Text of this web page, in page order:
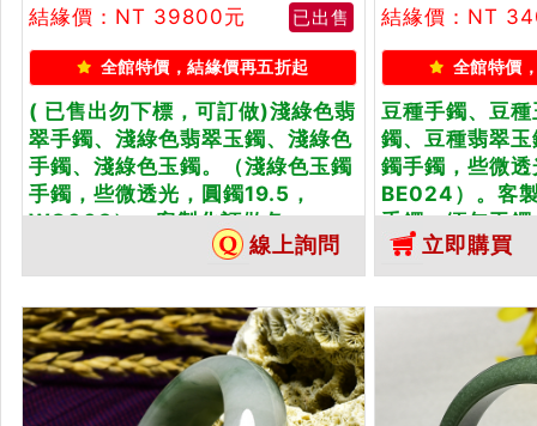
結緣價：NT 39800元
已出售
全館特價，結緣價再五折起
( 已售出勿下標，可訂做)淺綠色翡
翠手鐲、淺綠色翡翠玉鐲、淺綠色
手鐲、淺綠色玉鐲。（淺綠色玉鐲
手鐲，些微透光，圓鐲19.5，
WG003）。客製化訂做各...
線上詢問
結緣價：NT
全館特價
豆種手鐲、豆
鐲、豆種翡翠
鐲手鐲，些微
BE024）。客
手鐲，緬甸玉
證書立即購買